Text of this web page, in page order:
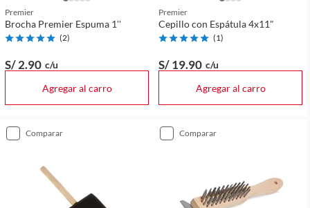
Premier
Brocha Premier Espuma 1''
(2)
S/ 2.90 c/u
Agregar al carro
Premier
Cepillo con Espátula 4x11"
(1)
S/ 19.90 c/u
Agregar al carro
comparar comparar